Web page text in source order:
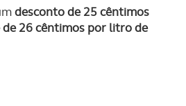
ter impacto na sua
no Website e nos serviços
desconto de 25 cêntimos
26 cêntimos por litro de